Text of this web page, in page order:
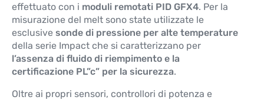
effettuato con i moduli remotati PID GFX4. Per la
misurazione del melt sono state utilizzate le
esclusive sonde di pressione per alte temperature
della serie Impact che si caratterizzano per
l’assenza di fluido di riempimento e la
certificazione PL”c” per la sicurezza.
Oltre ai propri sensori, controllori di potenza e